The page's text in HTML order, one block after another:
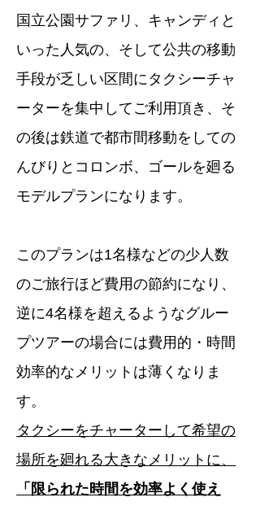
国立公園サファリ、キャンディと
いった人気の、そして公共の移動
手段が乏しい区間にタクシーチャ
ーターを集中してご利用頂き、そ
の後は鉄道で都市間移動をしての
んびりとコロンボ、ゴールを廻る
モデルプランになります。
​このプランは1名様などの少人数
のご旅行ほど費用の節約になり、
逆に4名様を超えるようなグルー
プツアーの場合には費用的・時間
効率的なメリットは薄くなりま
す。
タクシーをチャーターして希望の
場所を廻れる大きなメリットに、
「限られた時間を効率よく使え